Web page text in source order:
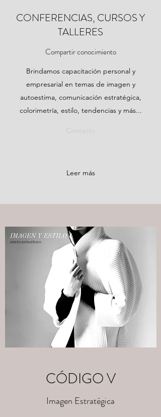
CONFERENCIAS, CURSOS Y
TALLERES
Compartir conocimiento
Brindamos capacitación personal y
empresarial en temas de imagen y
autoestima, comunicación estratégica,
colorimetría, estilo, tendencias y más...
Contacto
Leer más
CÓDIGO V
Imagen Estratégica